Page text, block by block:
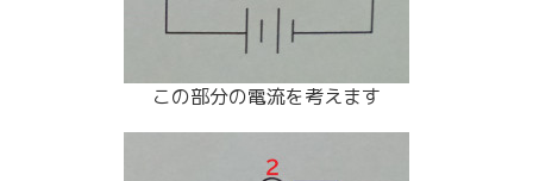
この部分の電流を考えます